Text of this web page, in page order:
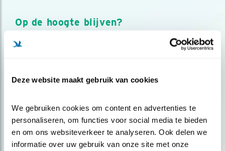
Deze website maakt gebruik van cookies
We gebruiken cookies om content en advertenties te
personaliseren, om functies voor social media te bieden
en om ons websiteverkeer te analyseren. Ook delen we
informatie over uw gebruik van onze site met onze
Op de hoogte blijven?
Meld je aan en ontvang nieuws, inspiratie, acties en tips
over vogels en activiteiten van Vogelbescherming.